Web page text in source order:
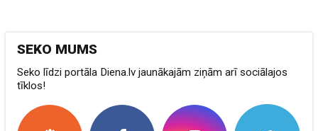
SEKO MUMS
Seko līdzi portāla Diena.lv jaunākajām ziņām arī sociālajos
tīklos!